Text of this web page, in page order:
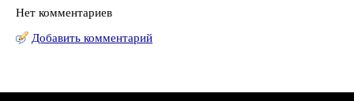
Нет комментариев
Добавить комментарий